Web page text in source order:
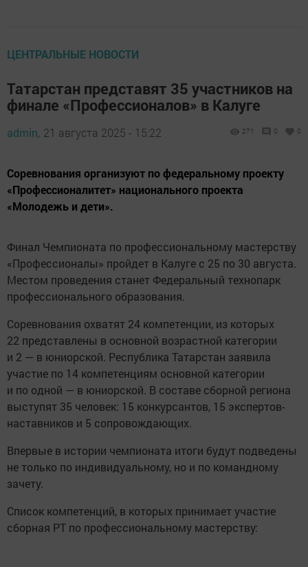
ЦЕНТРАЛЬНЫЕ НОВОСТИ
Татарстан представят 35 участников на
финале «Профессионалов» в Калуге
admin, 21 августа 2025 - 15:22 271 0 0
Соревнования организуют по федеральному проекту
«Профессионалитет» национального проекта
«Молодежь и дети».
Финал Чемпионата по профессиональному мастерству
«Профессионалы» пройдет в Калуге с 25 по 30 августа.
Местом проведения станет Федеральный технопарк
профессионального образования.
Соревнования охватят 24 компетенции, из которых
22 представлены в основной возрастной категории
и 2 — в юниорской. Республика Татарстан заявила
участие по 14 компетенциям основной категории
и по одной — в юниорской. В составе сборной региона
выступят 35 человек: 15 конкурсантов, 15 экспертов-
наставников и 5 сопровождающих.
Впервые в истории чемпионата итоги будут подведены
не только по индивидуальному, но и по командному
зачету.
Список компетенций, в которых принимает участие
сборная РТ по профессиональному мастерству: